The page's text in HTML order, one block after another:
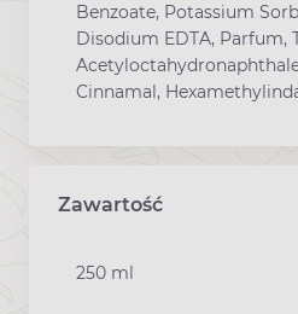
Benzoate, Potassium
Disodium EDTA, Parfum,
Cinnamal,
Zawartość
250 ml